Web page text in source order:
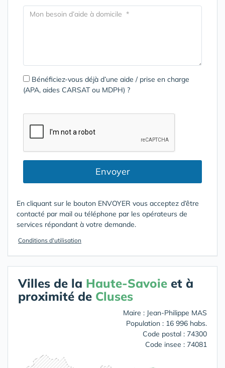
Bénéficiez-vous déjà d’une aide / prise en charge
(APA, aides CARSAT ou MDPH) ?
Envoyer
En cliquant sur le bouton ENVOYER vous acceptez d’être
contacté par mail ou téléphone par les opérateurs de
services répondant à votre demande.
Conditions d'utilisation
Villes de la Haute-Savoie et à
proximité de Cluses
Maire : Jean-Philippe MAS
Population : 16 996 habs.
Code postal : 74300
Code insee : 74081